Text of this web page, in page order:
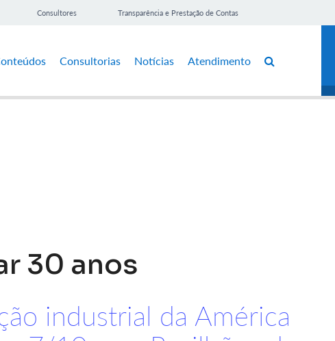
Consultores Transparência e Prestação de Contas
Consultorias Notícias Atendimento
30 anos
industrial da América